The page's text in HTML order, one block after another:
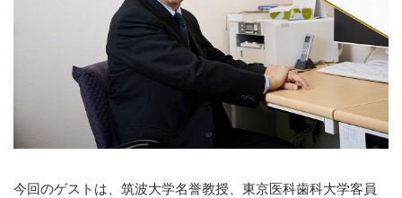
今回のゲストは、筑波大学名誉教授、東京医科歯科大学客員